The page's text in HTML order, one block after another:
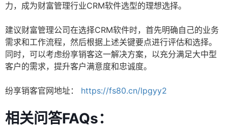
力，成为财富管理行业CRM软件选型的理想选择。
建议财富管理公司在选择CRM软件时，首先明确自己的业务
需求和工作流程，然后根据上述关键要点进行评估和选择。
同时，可以考虑纷享销客这一解决方案，以充分满足大中型
客户的需求，提升客户满意度和忠诚度。
纷享销客官网地址： https://fs80.cn/lpgyy2
相关问答FAQs：